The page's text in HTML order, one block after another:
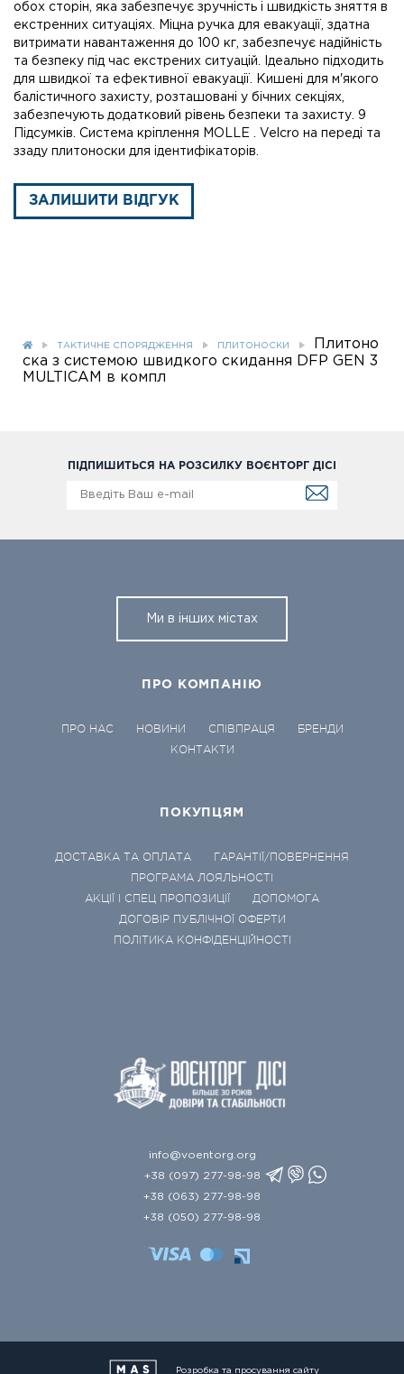
обох сторін, яка забезпечує зручність і швидкість зняття в
екстренних ситуаціях. Міцна ручка для евакуації, здатна
витримати навантаження до 100 кг, забезпечує надійність
та безпеку під час екстрених ситуацій. Ідеально підходить
для швидкої та ефективної евакуації. Кишені для м'якого
балістичного захисту, розташовані у бічних секціях,
забезпечують додатковий рівень безпеки та захисту. 9
Підсумків. Система кріплення MOLLE . Velcro на переді та
ззаду плитоноски для ідентифікаторів.
ЗАЛИШИТИ ВІДГУК
ТАКТИЧНЕ СПОРЯДЖЕННЯ ПЛИТОНОСКИ
Плитоно
ска з системою швидкого скидання DFP GEN 3
MULTICAM в компл
ПІДПИШИТЬСЯ НА РОЗСИЛКУ ВОЄНТОРГ ДІСІ
Ми в інших містах
ПРО КОМПАНІЮ
ПРО НАС НОВИНИ СПІВПРАЦЯ
БРЕНДИ
КОНТАКТИ
ПОКУПЦЯМ
ДОСТАВКА ТА ОПЛАТА
ГАРАНТІЇ/ПОВЕРНЕННЯ
ПРОГРАМА ЛОЯЛЬНОСТІ
АКЦІЇ І СПЕЦ ПРОПОЗИЦІЇ
ДОПОМОГА
ДОГОВІР ПУБЛІЧНОЇ ОФЕРТИ
ПОЛІТИКА КОНФІДЕНЦІЙНОСТІ
info@voentorg.org
+38 (097) 277-98-98
+38 (063) 277-98-98
+38 (050) 277-98-98
Розробка та просування сайту